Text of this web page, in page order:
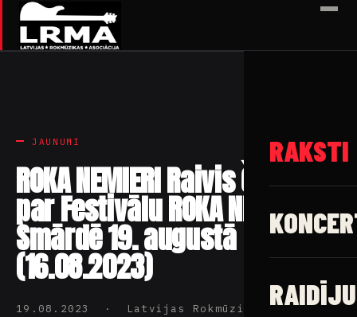
✕
RAKSTI
JAUNUMI
ROKA NEMIERI Raivis Čilipāns
par Festivālu ROKA NEMIERI
Smārdē 19. augustā
(16.08.2023)
19.08.2023 · Latvijas Rokmūzikas